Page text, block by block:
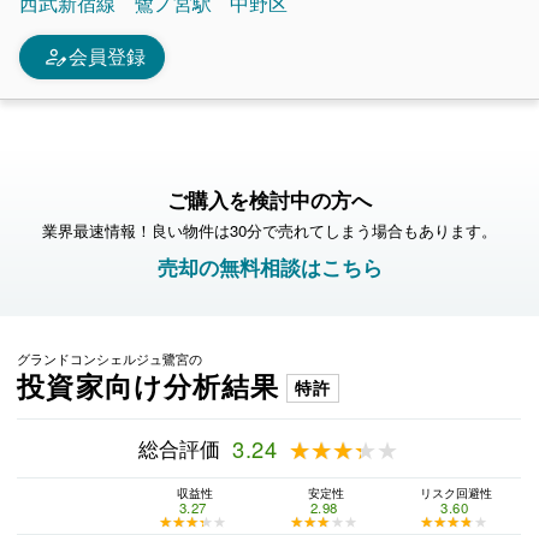
person_edit会員登録
ご購入を検討中の方へ
業界最速情報！良い物件は30分で売れてしまう場合もあります。
売却の無料相談はこちら
グランドコンシェルジュ鷺宮の
投資家向け分析結果 特許
総合評価 3.24 ★★★★★
★★★★★
収益性
3.27
★★★★★
★★★★★
安定性
2.98
★★★★★
★★★★★
リスク回避性
3.60
★★★★★
★★★★★